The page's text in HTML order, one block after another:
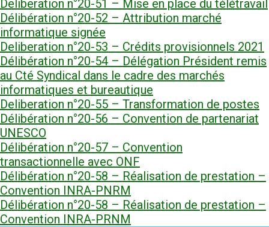
Deliberation n°20-51 – Mise en place du télétravail
Délibération n°20-52 – Attribution marché
informatique signée
Deliberation n°20-53 – Crédits provisionnels 2021
Délibération n°20-54 – Délégation Président remis
au Cté Syndical dans le cadre des marchés
informatiques et bureautique
Deliberation n°20-55 – Transformation de postes
Délibération n°20-56 – Convention de partenariat
UNESCO
Délibération n°20-57 – Convention
transactionnelle avec ONF
Délibération n°20-58 – Réalisation de prestation –
Convention INRA-PNRM
Délibération n°20-58 – Réalisation de prestation –
Convention INRA-PRNM